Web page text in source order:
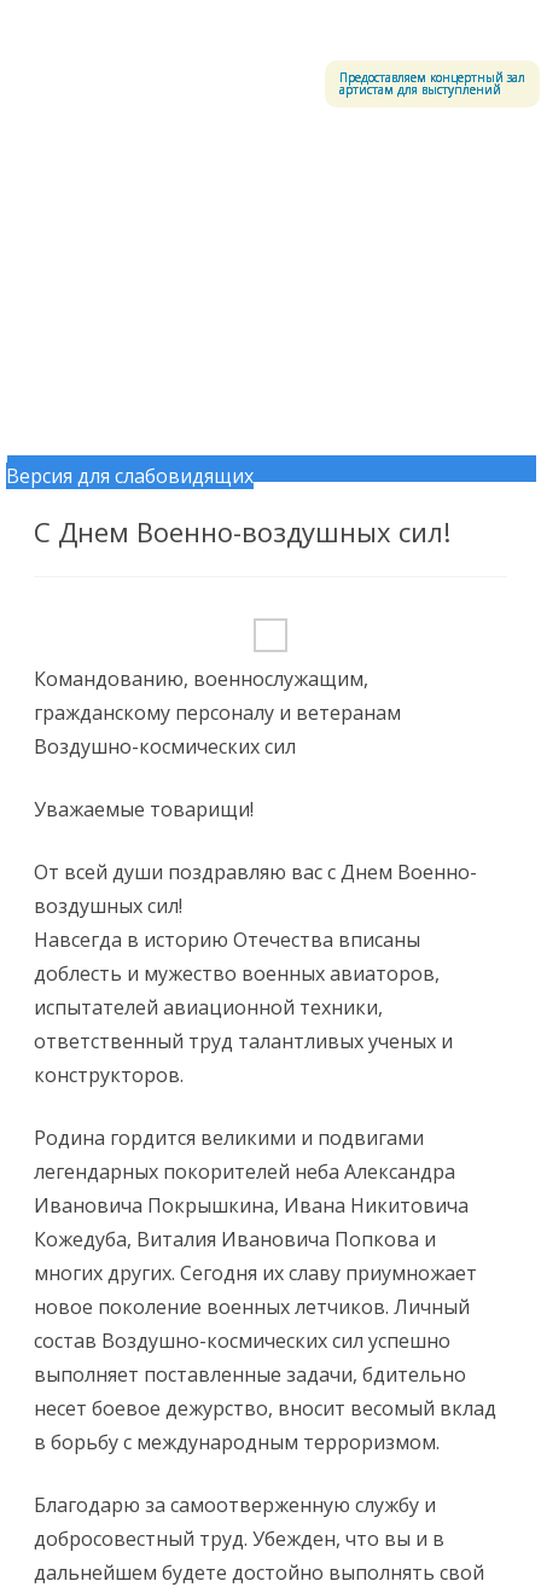
Версия для слабовидящих
Предоставляем концертный зал
артистам для выступлений
Перейти к содержимому
С Днем Военно-воздушных сил!
Командованию, военнослужащим,
гражданскому персоналу и ветеранам
Воздушно-космических сил
Уважаемые товарищи!
От всей души поздравляю вас с Днем Военно-
воздушных сил!
Навсегда в историю Отечества вписаны
доблесть и мужество военных авиаторов,
испытателей авиационной техники,
ответственный труд талантливых ученых и
конструкторов.
Родина гордится великими и подвигами
легендарных покорителей неба Александра
Ивановича Покрышкина, Ивана Никитовича
Кожедуба, Виталия Ивановича Попкова и
многих других. Сегодня их славу приумножает
новое поколение военных летчиков. Личный
состав Воздушно-космических сил успешно
выполняет поставленные задачи, бдительно
несет боевое дежурство, вносит весомый вклад
в борьбу с международным терроризмом.
Благодарю за самоотверженную службу и
добросовестный труд. Убежден, что вы и в
дальнейшем будете достойно выполнять свой